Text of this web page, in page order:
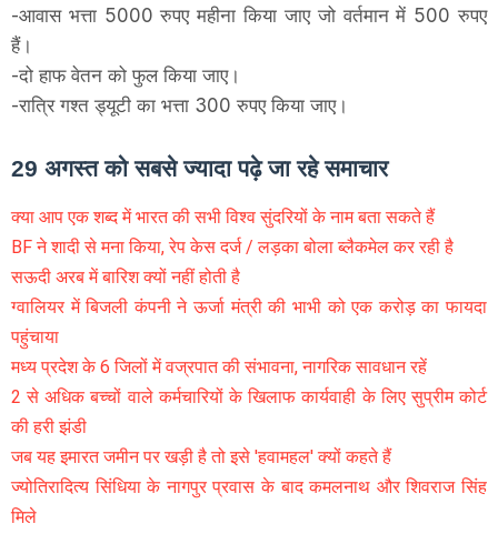
-आवास भत्ता 5000 रुपए महीना किया जाए जो वर्तमान में 500 रुपए
हैं।
-दो हाफ वेतन को फुल किया जाए।
-रात्रि गश्त ड्यूटी का भत्ता 300 रुपए किया जाए।
29 अगस्त को सबसे ज्यादा पढ़े जा रहे समाचार
क्या आप एक शब्द में भारत की सभी विश्व सुंदरियों के नाम बता सकते हैं
BF ने शादी से मना किया, रेप केस दर्ज / लड़का बोला ब्लैकमेल कर रही है
सऊदी अरब में बारिश क्यों नहीं होती है
ग्वालियर में बिजली कंपनी ने ऊर्जा मंत्री की भाभी को एक करोड़ का फायदा
पहुंचाया
मध्य प्रदेश के 6 जिलों में वज्रपात की संभावना, नागरिक सावधान रहें
2 से अधिक बच्चों वाले कर्मचारियों के खिलाफ कार्यवाही के लिए सुप्रीम कोर्ट
की हरी झंडी
जब यह इमारत जमीन पर खड़ी है तो इसे 'हवामहल' क्यों कहते हैं
ज्योतिरादित्य सिंधिया के नागपुर प्रवास के बाद कमलनाथ और शिवराज सिंह
मिले